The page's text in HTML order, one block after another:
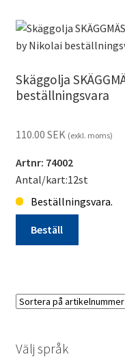
by
Nikolai
mängd
Skäggolja
beställningsvara
110.00 SEK (exkl. moms)
Artnr: 74002
Antal/kart:12st
Beställningsvara.
Beställ
Nikolai
mängd
Välj språk